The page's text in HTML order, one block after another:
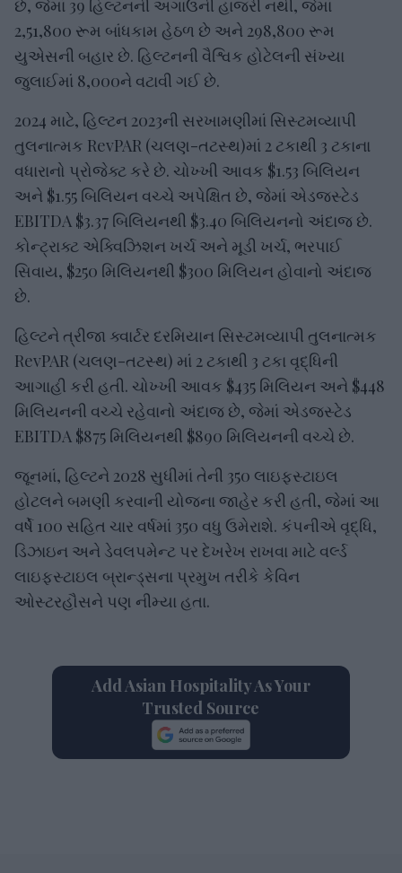
છે, જેમાં 39 હિલ્ટનની અગાઉની હાજરી નથી, જેમાં
2,51,800 રૂમ બાંધકામ હેઠળ છે અને 298,800 રૂમ
યુએસની બહાર છે. હિલ્ટનની વૈશ્વિક હોટેલની સંખ્યા
જુલાઈમાં 8,000ને વટાવી ગઈ છે.
2024 માટે, હિલ્ટન 2023ની સરખામણીમાં સિસ્ટમવ્યાપી
તુલનાત્મક RevPAR (ચલણ-તટસ્થ)માં 2 ટકાથી 3 ટકાના
વધારાનો પ્રોજેક્ટ કરે છે. ચોખ્ખી આવક $1.53 બિલિયન
અને $1.55 બિલિયન વચ્ચે અપેક્ષિત છે, જેમાં એડજસ્ટેડ
EBITDA $3.37 બિલિયનથી $3.40 બિલિયનનો અંદાજ છે.
કોન્ટ્રાક્ટ એક્વિઝિશન ખર્ચ અને મૂડી ખર્ચ, ભરપાઈ
સિવાય, $250 મિલિયનથી $300 મિલિયન હોવાનો અંદાજ
છે.
હિલ્ટને ત્રીજા ક્વાર્ટર દરમિયાન સિસ્ટમવ્યાપી તુલનાત્મક
RevPAR (ચલણ-તટસ્થ) માં 2 ટકાથી 3 ટકા વૃદ્ધિની
આગાહી કરી હતી. ચોખ્ખી આવક $435 મિલિયન અને $448
મિલિયનની વચ્ચે રહેવાનો અંદાજ છે, જેમાં એડજસ્ટેડ
EBITDA $875 મિલિયનથી $890 મિલિયનની વચ્ચે છે.
જૂનમાં, હિલ્ટને 2028 સુધીમાં તેની 350 લાઇફસ્ટાઇલ
હોટલને બમણી કરવાની યોજના જાહેર કરી હતી, જેમાં આ
વર્ષે 100 સહિત ચાર વર્ષમાં 350 વધુ ઉમેરાશે. કંપનીએ વૃદ્ધિ,
ડિઝાઇન અને ડેવલપમેન્ટ પર દેખરેખ રાખવા માટે વર્લ્ડ
લાઇફસ્ટાઇલ બ્રાન્ડ્સના પ્રમુખ તરીકે કેવિન
ઓસ્ટરહૌસને પણ નીમ્યા હતા.
Add Asian Hospitality As Your
Trusted Source